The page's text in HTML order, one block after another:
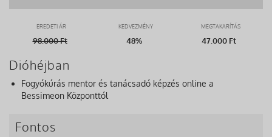
EREDETI ÁR KEDVEZMÉNY MEGTAKARÍTÁS
98.000Ft 48% 47.000 Ft
Dióhéjban
Fogyókúrás mentor és tanácsadó képzés online a
Bessimeon Központtól
Fontos